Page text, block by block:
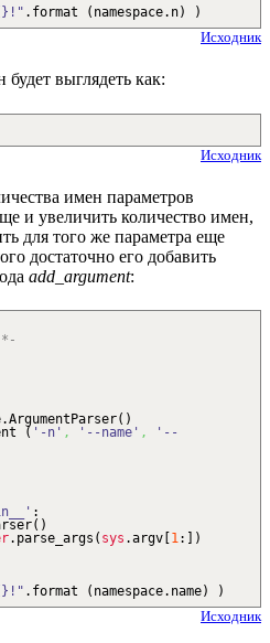
. format ( namespace. n) )
Исходник
выглядеть как:
Исходник
имен параметров
и увеличить количество имен,
для того же параметра еще
достаточно его добавить
add_argument:
ArgumentParser( )
( '-n' , '--name' ,
'--
:
( )
. parse_args ( sys .argv 1:
)
. format ( namespace. name) )
Исходник